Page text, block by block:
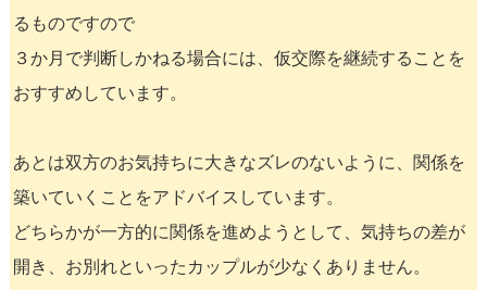
るものですので
３か月で判断しかねる場合には、仮交際を継続することを
おすすめしています。
あとは双方のお気持ちに大きなズレのないように、関係を
築いていくことをアドバイスしています。
どちらかが一方的に関係を進めようとして、気持ちの差が
開き、お別れといったカップルが少なくありません。